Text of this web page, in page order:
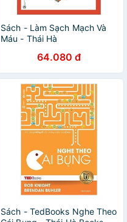
Sách - Làm Sạch Mạch Và
Máu - Thái Hà
64.080 đ
Sách - TedBooks Nghe Theo